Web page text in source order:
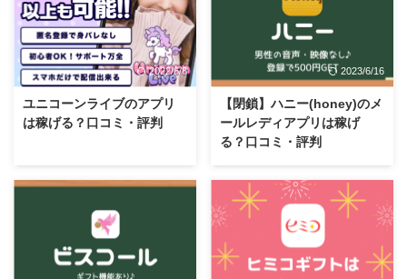
2022/6/8
ユニコーンライブのアプリ
は稼げる？口コミ・評判
2023/6/16
【閉鎖】ハニー(honey)のメ
ールレディアプリは稼げ
る？口コミ・評判